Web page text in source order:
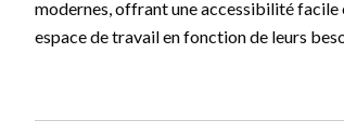
modernes, offrant une accessibilité facile
espace de travail en fonction de leurs